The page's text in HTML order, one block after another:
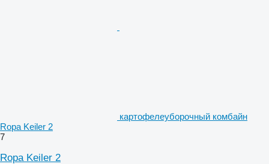
картофелеуборочный комбайн
Ropa Keiler 2
7
Ropa Keiler 2